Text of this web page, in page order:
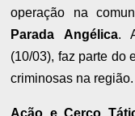
operação na
Parada Angélica.
(10/03), faz parte do
criminosas na região.
Ação e Cerco